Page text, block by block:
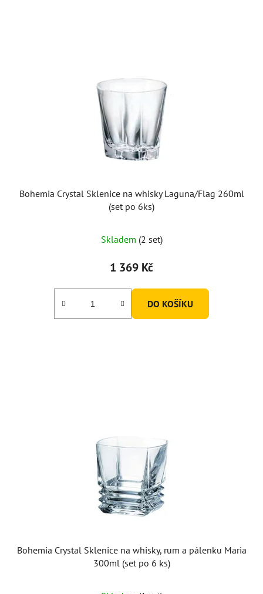
Bohemia Crystal Sklenice na whisky Laguna/Flag 260ml
(set po 6ks)
Skladem (2 set)
1 369 Kč
DO KOŠÍKU
Bohemia Crystal Sklenice na whisky, rum a pálenku Maria
300ml (set po 6 ks)